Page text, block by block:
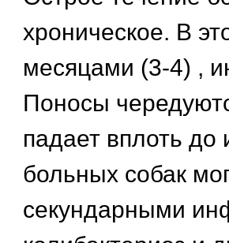
хроническое. В
месяцами (3-4) ,
Поносы
падает вплоть
больных собак
секундарными